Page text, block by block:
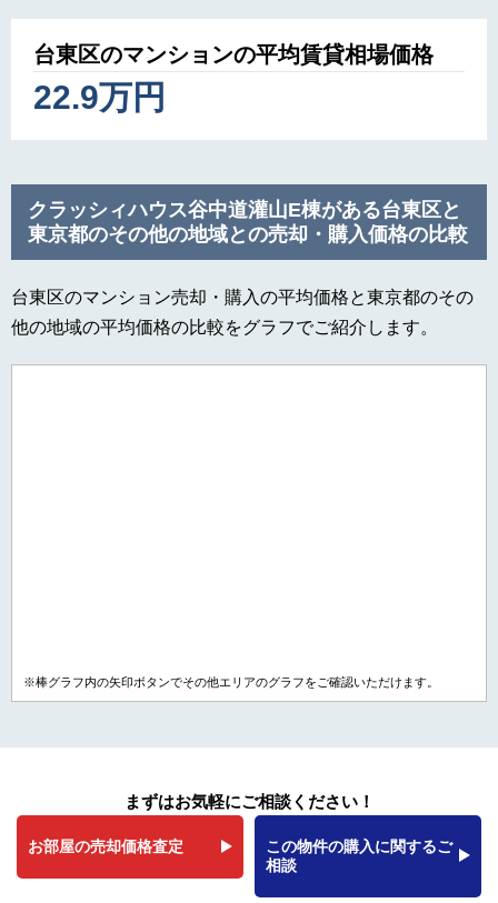
台東区のマンションの平均賃貸相場価格
22.9万円
クラッシィハウス谷中道灌山E棟がある台東区と
東京都のその他の地域との売却・購入価格の比較
台東区のマンション売却・購入の平均価格と東京都のその
他の地域の平均価格の比較をグラフでご紹介します。
※棒グラフ内の矢印ボタンでその他エリアのグラフをご確認いただけます。
まずはお気軽にご相談ください！
お部屋の売却価格査定
この物件の購入に関するご
相談